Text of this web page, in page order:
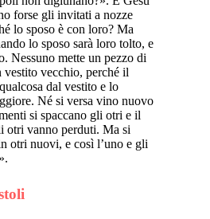
forse gli invitati a nozze
lo sposo è con loro? Ma
lo sposo sarà loro tolto, e
Nessuno mette un pezzo di
vestito vecchio, perché il
dal vestito e lo
Né si versa vino nuovo
si spaccano gli otri e il
otri vanno perduti. Ma si
otri nuovi, e così l’uno e gli